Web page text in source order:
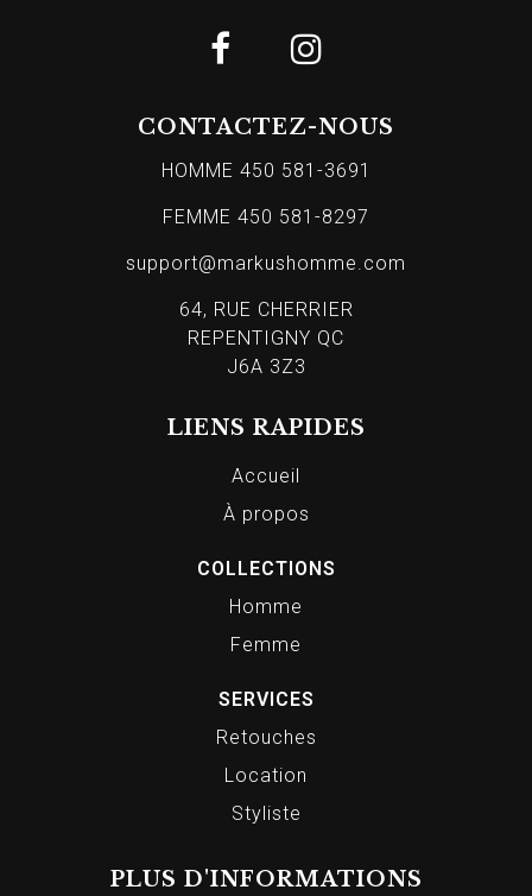
CONTACTEZ-NOUS
HOMME 450 581-3691
FEMME 450 581-8297
support@markushomme.com
64, RUE CHERRIER
REPENTIGNY QC
J6A 3Z3
LIENS RAPIDES
Accueil
À propos
COLLECTIONS
Homme
Femme
SERVICES
Retouches
Location
Styliste
PLUS D'INFORMATIONS